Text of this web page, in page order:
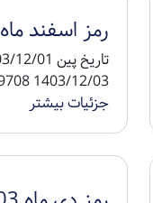
رمز اسفند ماه 1403
1403/12/03 9708 1403/12/04 9715 1403/12/05 ...
جزئیات بیشتر